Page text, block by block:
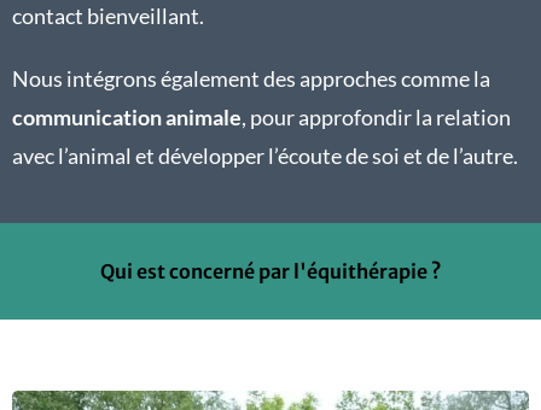
contact bienveillant.
Nous intégrons également des approches comme la
communication animale, pour approfondir la relation
avec l’animal et développer l’écoute de soi et de l’autre.
Qui est concerné par l'équithérapie ?